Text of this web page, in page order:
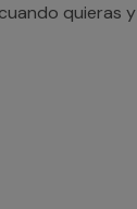
quieras y